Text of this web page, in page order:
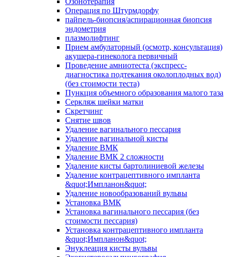
Операция по Штурмдорфу
пайпель-биопсия/аспирационная биопсия
эндометрия
плазмолифтинг
Прием амбулаторный (осмотр, консультация)
акушера-гинеколога первичный
Проведение амниотеста (экспресс-
диагностика подтекания околоплодных вод)
(без стоимости теста)
Пункция объемного образования малого таза
Серкляж шейки матки
Скретчинг
Снятие швов
Удаление вагинального пессария
Удаление вагинальной кисты
Удаление ВМК
Удаление ВМК 2 сложности
Удаление кисты бартолиниевой железы
Удаление контрацептивного импланта
&quot;Импланон&quot;
Удаление новообразований вульвы
Установка ВМК
Установка вагинального пессария (без
стоимости пессария)
Установка контрацептивного импланта
&quot;Импланон&quot;
Энуклеация кисты вульвы